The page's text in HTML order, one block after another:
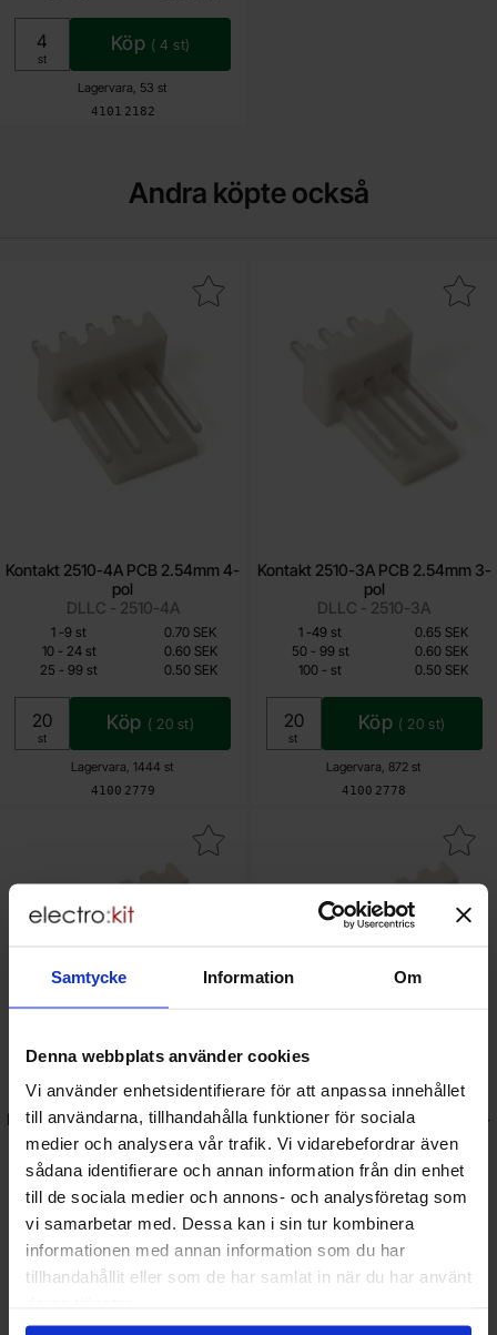
Samtycke Information Om
Denna webbplats använder cookies
Vi använder enhetsidentifierare för att anpassa innehållet
till användarna, tillhandahålla funktioner för sociala
medier och analysera vår trafik. Vi vidarebefordrar även
sådana identifierare och annan information från din enhet
till de sociala medier och annons- och analysföretag som
vi samarbetar med. Dessa kan i sin tur kombinera
informationen med annan information som du har
tillhandahållit eller som de har samlat in när du har använt
Art. nr
4101 2182
Lagervara, 53 st
Enhet:
st
Köp ( 4 st)
Andra köpte också
Kontakt 2510-4A PCB 2.54mm 4-
pol
DLLC - 2510-4A
Art. nr
4100 2779
Lagervara, 1444 st
0.40 SEK
Inklusive 25% moms
Enhet:
st
Köp ( 20 st)
kontakt 2510-4A PCB 2.54mm 4-pol som favorit
Mängdrabatt
Pris /st
1 -till
9 st
0.70 SEK
10 -till24 st
0.60 SEK
25 - till
99 st 0.50 SEK
Kontakt 2510-3A PCB 2.54mm 3-
pol
DLLC - 2510-3A
Art. nr
4100 2778
Lagervara, 872 st
0.50 SEK
Inklusive 25% moms
Enhet:
st
Köp ( 20 st)
Makera kontakt 2510-3A PCB
Mängdrabatt
Pris /st
1 -till
49 st
0.65 SEK
50 -till99 st
0.60 SEK
100 - till
st 0.50 SEK
Kontakt 2510-6A PCB 2.54mm 6-
pol
DLLC - 2510-6A
Från
0.85 SEK
Inklusive 25% moms
Enhet:
st
Köp (10st)
kontakt 2510-6A PCB 2.54mm 6-pol som favorit
Mängdrabatt
AntalPris /st
1-till
24 st
1.15 SEK
25 -till99 st
1.05 SEK
100 -tillst 0.85 SEK
Kontakt 2510-8A PCB 2.54mm 8-
pol
Från
1.10 SEK
Inklusive 25% moms
Enhet:
st
Köp (10st)
Makera kontakt 2510-8A PCB
Mängdrabatt
AntalPris /st
1- till
24 st
1.50 SEK
25 -till49 st
1.35 SEK
50 -tillst